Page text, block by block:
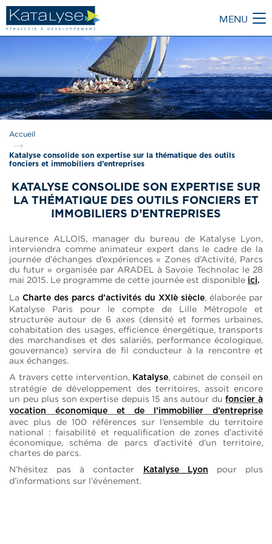
MENU
Accueil
Katalyse consolide son expertise sur la thématique des outils
fonciers et immobiliers d’entreprises
KATALYSE CONSOLIDE SON EXPERTISE SUR
LA THÉMATIQUE DES OUTILS FONCIERS ET
IMMOBILIERS D’ENTREPRISES
Laurence ALLOIS, manager du bureau de Katalyse Lyon,
interviendra comme animateur expert dans le cadre de la
journée d’échanges d’expériences « Zones d’Activité, Parcs
du futur » organisée par ARADEL à Savoie Technolac le 28
mai 2015. Le programme de cette journée est disponible ici.
La Charte des parcs d’activités du XXIè siècle, élaborée par
Katalyse Paris pour le compte de Lille Métropole et
structurée autour de 6 axes (densité et formes urbaines,
cohabitation des usages, efficience énergétique, transports
des marchandises et des salariés, performance écologique,
gouvernance) servira de fil conducteur à la rencontre et
aux échanges.
A travers cette intervention, Katalyse, cabinet de conseil en
stratégie de développement des territoires, assoit encore
un peu plus son expertise depuis 15 ans autour dufoncier à
vocation économique et de l’immobilier d’entreprise
avec plus de 100 références sur l’ensemble du territoire
national : faisabilité et requalification de zones d’activité
économique, schéma de parcs d’activité d’un territoire,
chartes de parcs.
N’hésitez pas à contacter
Katalyse Lyon pour plus
d’informations sur l’événement.